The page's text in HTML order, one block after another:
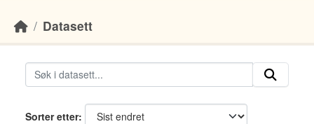
Datasett
Sorter etter